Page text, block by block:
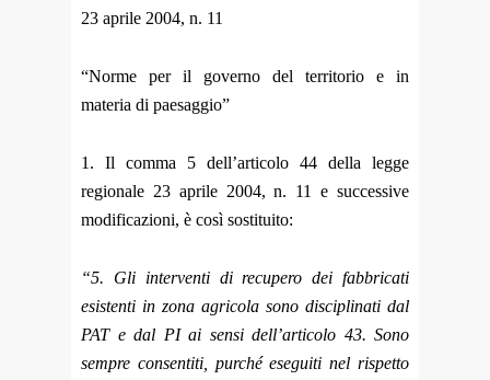
23 aprile 2004, n. 11
“Norme per il governo del territorio e in
materia di paesaggio”
1. Il comma 5 dell’articolo 44 della legge
regionale 23 aprile 2004, n. 11 e successive
modificazioni, è così sostituito:
“5. Gli interventi di recupero dei fabbricati
esistenti in zona agricola sono disciplinati dal
PAT e dal PI ai sensi dell’articolo 43. Sono
sempre consentiti, purché eseguiti nel rispetto